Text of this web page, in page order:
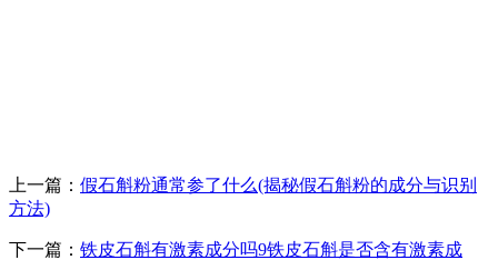
上一篇： 假石斛粉通常参了什么(揭秘假石斛粉的成分与识别
方法)
下一篇： 铁皮石斛有激素成分吗9铁皮石斛是否含有激素成